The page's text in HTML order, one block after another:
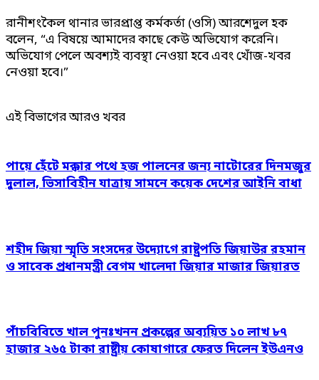
রানীশংকৈল থানার ভারপ্রাপ্ত কর্মকর্তা (ওসি) আরশেদুল হক
বলেন, “এ বিষয়ে আমাদের কাছে কেউ অভিযোগ করেনি।
অভিযোগ পেলে অবশ্যই ব্যবস্থা নেওয়া হবে এবং খোঁজ-খবর
নেওয়া হবে।”
এই বিভাগের আরও খবর
পায়ে হেঁটে মক্কার পথে হজ পালনের জন্য নাটোরের দিনমজুর
দুলাল, ভিসাবিহীন যাত্রায় সামনে কয়েক দেশের আইনি বাধা
শহীদ জিয়া স্মৃতি সংসদের উদ্যোগে রাষ্ট্রপতি জিয়াউর রহমান
ও সাবেক প্রধানমন্ত্রী বেগম খালেদা জিয়ার মাজার জিয়ারত
পাঁচবিবিতে খাল পুনঃখনন প্রকল্পের অব্যয়িত ১০ লাখ ৮৭
হাজার ২৬৫ টাকা রাষ্ট্রীয় কোষাগারে ফেরত দিলেন ইউএনও